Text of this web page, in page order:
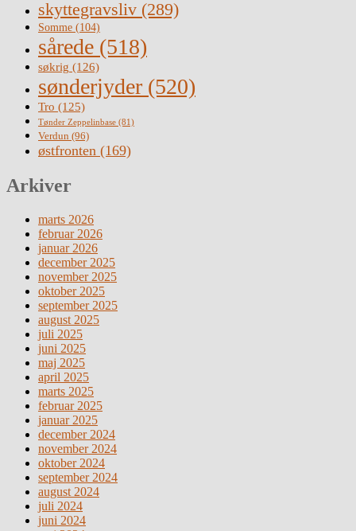
skyttegravsliv (289)
Somme (104)
sårede (518)
søkrig (126)
sønderjyder (520)
Tro (125)
Tønder Zeppelinbase (81)
Verdun (96)
østfronten (169)
Arkiver
marts 2026
februar 2026
januar 2026
december 2025
november 2025
oktober 2025
september 2025
august 2025
juli 2025
juni 2025
maj 2025
april 2025
marts 2025
februar 2025
januar 2025
december 2024
november 2024
oktober 2024
september 2024
august 2024
juli 2024
juni 2024